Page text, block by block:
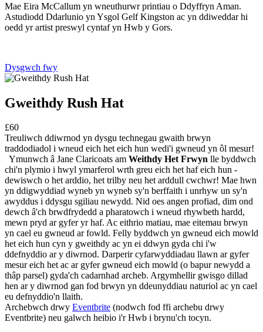
Mae Eira McCallum yn wneuthurwr printiau o Ddyffryn Aman.
Astudiodd Ddarlunio yn Ysgol Gelf Kingston ac yn ddiweddar hi
oedd yr artist preswyl cyntaf yn Hwb y Gors.
Dysgwch fwy
Gweithdy Rush Hat
£60
Treuliwch ddiwrnod yn dysgu technegau gwaith brwyn
traddodiadol i wneud eich het eich hun wedi'i gwneud yn ôl mesur!
Ymunwch â Jane Claricoats am Weithdy Het Frwyn lle byddwch
chi'n plymio i hwyl ymarferol wrth greu eich het haf eich hun -
dewiswch o het arddio, het trilby neu het arddull cwchwr! Mae hwn
yn ddigwyddiad wyneb yn wyneb sy'n berffaith i unrhyw un sy'n
awyddus i ddysgu sgiliau newydd. Nid oes angen profiad, dim ond
dewch â'ch brwdfrydedd a pharatowch i wneud rhywbeth hardd,
mewn pryd ar gyfer yr haf. Ac eithrio matiau, mae eitemau brwyn
yn cael eu gwneud ar fowld. Felly byddwch yn gwneud eich mowld
het eich hun cyn y gweithdy ac yn ei ddwyn gyda chi i'w
ddefnyddio ar y diwrnod. Darperir cyfarwyddiadau llawn ar gyfer
mesur eich het ac ar gyfer gwneud eich mowld (o bapur newydd a
thâp parsel) gyda'ch cadarnhad archeb. Argymhellir gwisgo dillad
hen ar y diwrnod gan fod brwyn yn ddeunyddiau naturiol ac yn cael
eu defnyddio'n llaith.
Archebwch drwy Eventbrite (nodwch fod ffi archebu drwy
Eventbrite) neu galwch heibio i'r Hwb i brynu'ch tocyn.